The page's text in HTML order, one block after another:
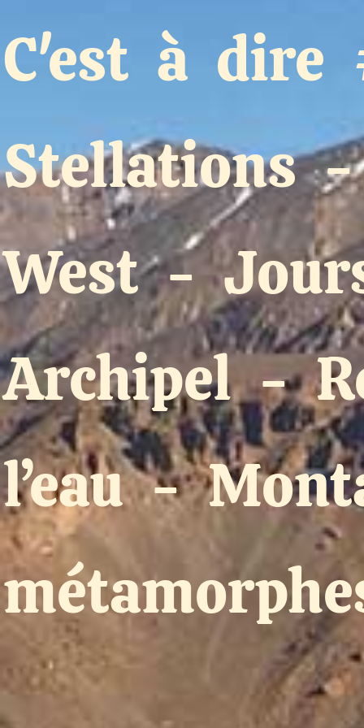
C'est à dire
Stellations
West-
Archipel-
l’eau-